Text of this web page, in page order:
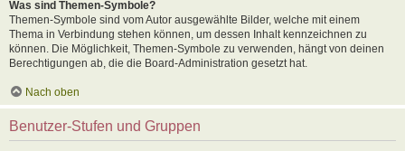
Was sind Themen-Symbole?
Themen-Symbole sind vom Autor ausgewählte Bilder, welche mit einem
Thema in Verbindung stehen können, um dessen Inhalt kennzeichnen zu
können. Die Möglichkeit, Themen-Symbole zu verwenden, hängt von deinen
Berechtigungen ab, die die Board-Administration gesetzt hat.
Nach oben
Benutzer-Stufen und Gruppen